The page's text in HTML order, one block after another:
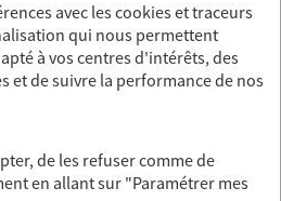
assurez-vous avec notre
vos proches en cas
totale de travail,
avec lescookies et traceurs
qui nous permettent
à vos centres d'intérêts, des
et de suivre la performance de nos
de les refuser comme de
en allant sur "Paramétrer mes